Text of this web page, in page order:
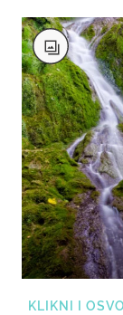
KLIKNI I